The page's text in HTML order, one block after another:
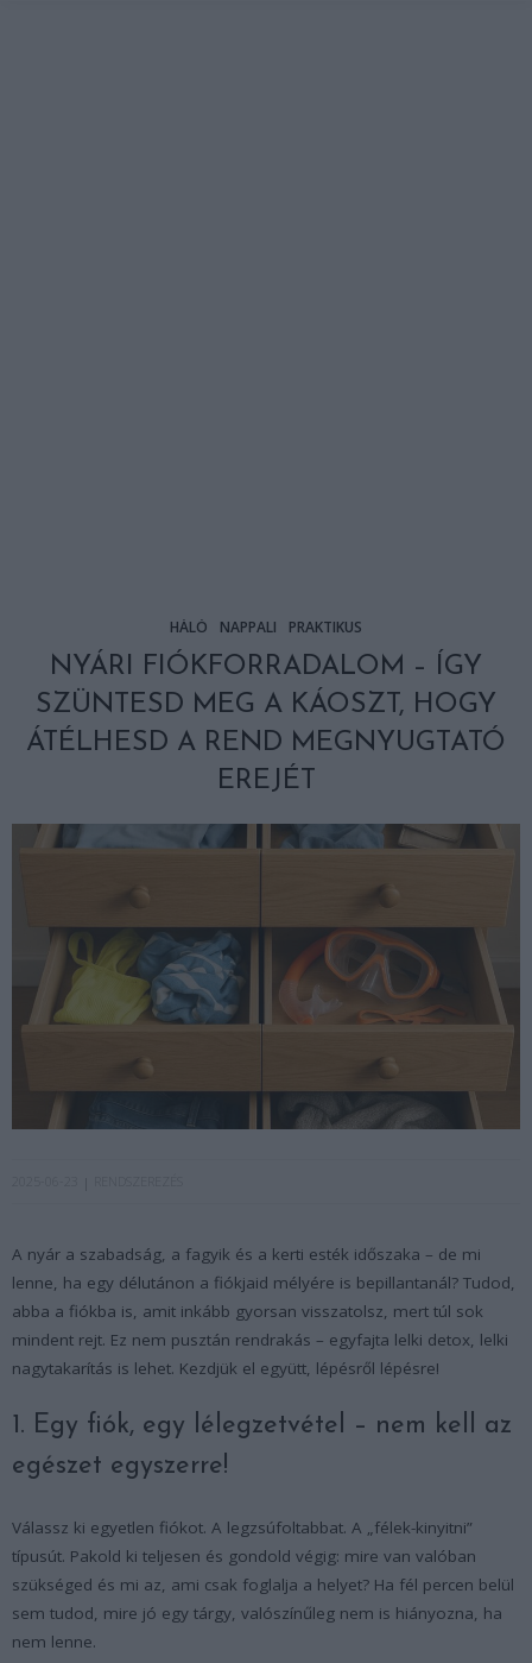
HÁLÓ NAPPALI PRAKTIKUS
NYÁRI FIÓKFORRADALOM – ÍGY
SZÜNTESD MEG A KÁOSZT, HOGY
ÁTÉLHESD A REND MEGNYUGTATÓ
EREJÉT
A nyár a szabadság, a fagyik és a kerti esték időszaka – de mi
lenne, ha egy délutánon a fiókjaid mélyére is bepillantanál? Tudod,
abba a fiókba is, amit inkább gyorsan visszatolsz, mert túl sok
mindent rejt. Ez nem pusztán rendrakás – egyfajta lelki detox, lelki
nagytakarítás is lehet. Kezdjük el együtt, lépésről lépésre!
1. Egy fiók, egy lélegzetvétel – nem kell az
egészet egyszerre!
Válassz ki egyetlen fiókot. A legzsúfoltabbat. A „félek-kinyitni”
típusút. Pakold ki teljesen és gondold végig: mire van valóban
szükséged és mi az, ami csak foglalja a helyet? Ha fél percen belül
sem tudod, mire jó egy tárgy, valószínűleg nem is hiányozna, ha
nem lenne.